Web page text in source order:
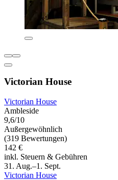
Victorian House
Victorian House
Ambleside
9,6/10
Außergewöhnlich
(319 Bewertungen)
142 €
inkl. Steuern & Gebühren
31. Aug.–1. Sept.
Victorian House